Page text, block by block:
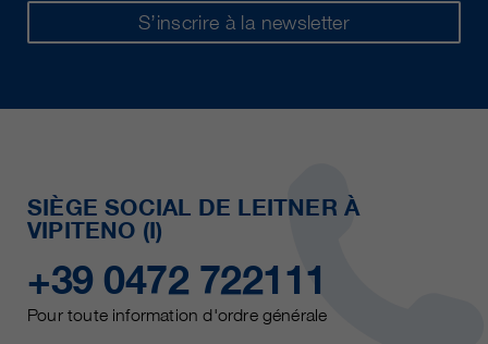
S’inscrire à la newsletter
SIÈGE SOCIAL DE LEITNER À
VIPITENO (I)
+39 0472 722111
Pour toute information d'ordre générale